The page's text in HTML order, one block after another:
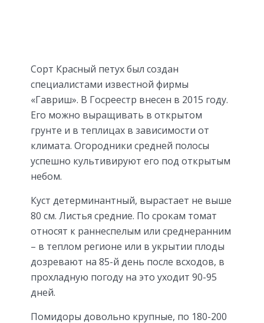
Сорт Красный петух был создан
специалистами известной фирмы
«Гавриш». В Госреестр внесен в 2015 году.
Его можно выращивать в открытом
грунте и в теплицах в зависимости от
климата. Огородники средней полосы
успешно культивируют его под открытым
небом.
Куст детерминантный, вырастает не выше
80 см. Листья средние. По срокам томат
относят к раннеспелым или среднеранним
– в теплом регионе или в укрытии плоды
дозревают на 85-й день после всходов, в
прохладную погоду на это уходит 90-95
дней.
Помидоры довольно крупные, по 180-200